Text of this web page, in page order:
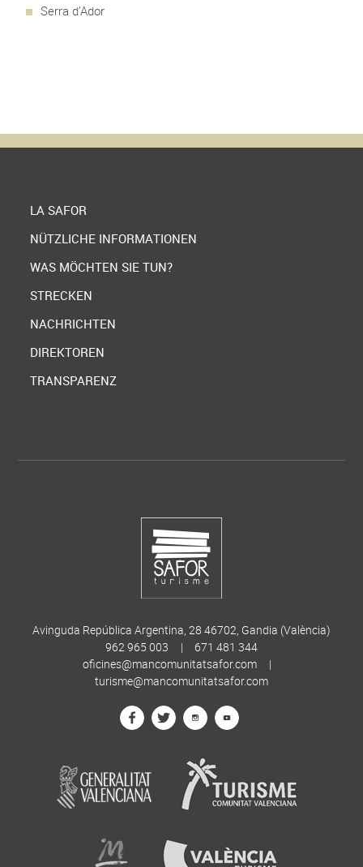
Serra d’Ador
LA SAFOR
NÜTZLICHE INFORMATIONEN
WAS MÖCHTEN SIE TUN?
STRECKEN
NACHRICHTEN
DIREKTOREN
TRANSPARENZ
Avinguda República Argentina, 28 46702, Gandia (València)
962 965 003
|
671 481 344
oficines@mancomunitatsafor.com
|
turisme@mancomunitatsafor.com